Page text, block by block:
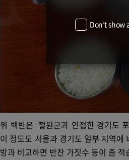
위 백반은 철원군과 인접한 경기도
이 정도도 서울과 경기도 일부 지역에
방과 비교하면 반찬 가짓수 등이 좀 적
Don’t show